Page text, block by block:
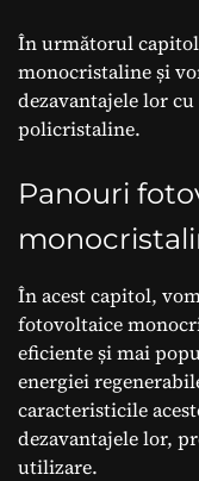
În următorul
monocristaline și
dezavantajele lor
policristaline.
Panouri
În acest capitol,
fotovoltaice
eficiente și mai
energiei
caracteristicile
dezavantajele lor,
utilizare.